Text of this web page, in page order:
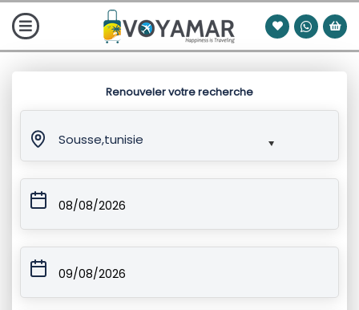
Renouveler votre recherche
Sousse,tunisie
08/08/2026
09/08/2026